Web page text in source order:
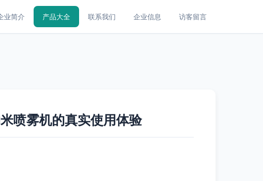
业简介 产品大全 联系我们 企业信息 访客留言
喷雾机的真实使用体验